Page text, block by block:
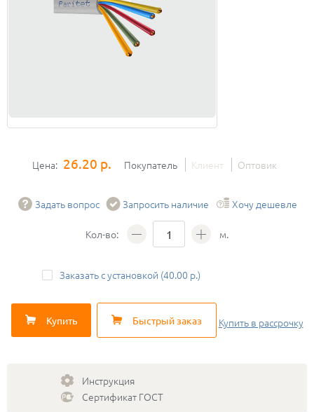
Цена: 26.20 р. Покупатель Клиент Оптовик
Задать вопрос Запросить наличие Хочу дешевле
Кол-во: м.
Заказать с установкой (40.00 р.)
Купить Быстрый заказ Купить в рассрочку
Инструкция
Сертификат ГОСТ